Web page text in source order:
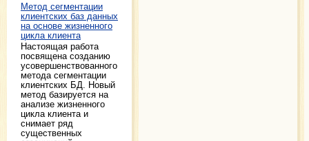
Метод сегментации
клиентских баз данных
на основе жизненного
цикла клиента
Настоящая работа
посвящена созданию
усовершенствованного
метода сегментации
клиентских БД. Новый
метод базируется на
анализе жизненного
цикла клиента и
снимает ряд
существенных